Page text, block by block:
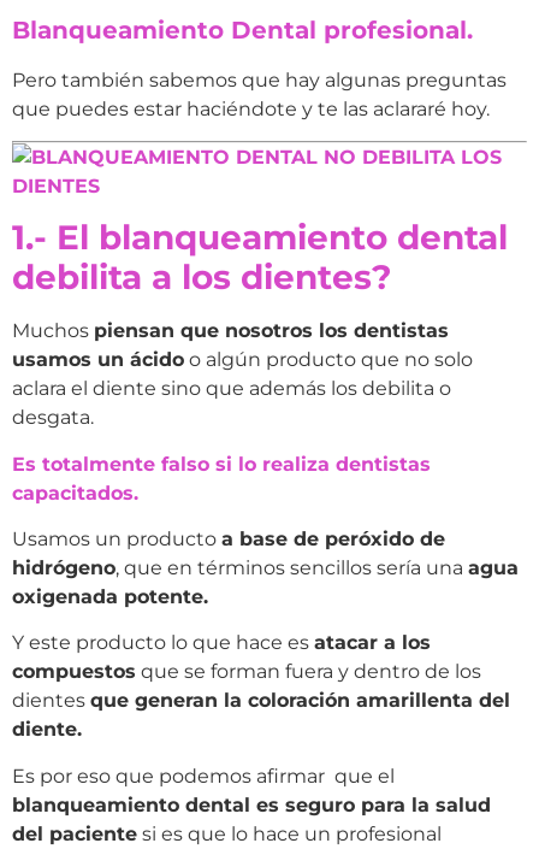
Blanqueamiento Dental profesional.
Pero también sabemos que hay algunas preguntas
que puedes estar haciéndote y te las aclararé hoy.
1.- El blanqueamiento dental
debilita a los dientes?
Muchos piensan que nosotros los dentistas
usamos un ácido o algún producto que no solo
aclara el diente sino que además los debilita o
desgata.
Es totalmente falso si lo realiza dentistas
capacitados.
Usamos un producto a base de peróxido de
hidrógeno, que en términos sencillos sería una agua
oxigenada potente.
Y este producto lo que hace es atacar a los
compuestos que se forman fuera y dentro de los
dientes que generan la coloración amarillenta del
diente.
Es por eso que podemos afirmar que el
blanqueamiento dental es seguro para la salud
del paciente si es que lo hace un profesional